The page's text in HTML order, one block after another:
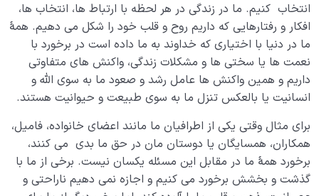
انتخاب کنیم. ما در زندگی در هر لحظه با ارتباط ها، انتخاب ها،
افکار و رفتارهایی که داریم روح و قلب خود را شکل می دهیم. همۀ
ما در دنیا با اختیاری که خداوند به ما داده است در برخورد با
نعمت ها یا سختی ها و مشکلات زندگی، واکنش های متفاوتی
داریم و همین واکنش ها عامل رشد و صعود ما به سوی الله و
انسانیت یا بالعکس تنزل ما به سوی طبیعت و حیوانیت هستند.
برای مثال وقتی یکی از اطرافیان ما مانند اعضای خانواده، فامیل،
همکاران، همسایگان یا دوستان مان در حق ما بدی می کنند،
برخورد همۀ ما در مقابل این مسئله یکسان نیست. برخی از ما با
گذشت و بخشش برخورد می کنیم و اجازه نمی دهیم ناراحتی و